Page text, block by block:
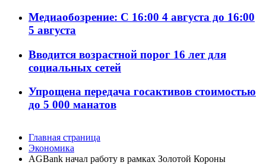
Медиаобозрение: С 16:00 4 августа до 16:00
5 августа
Вводится возрастной порог 16 лет для
социальных сетей
Упрощена передача госактивов стоимостью
до 5 000 манатов
Главная страница
Экономика
AGBank начал работу в рамках Золотой Короны